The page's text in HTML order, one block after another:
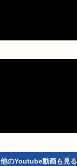
他のYoutube動画も見る